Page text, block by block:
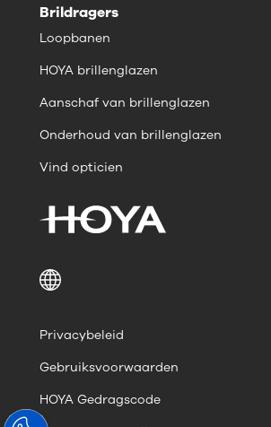
Brildragers
Loopbanen
HOYA brillenglazen
Aanschaf van brillenglazen
Onderhoud van brillenglazen
Vind opticien
Privacybeleid
Gebruiksvoorwaarden
HOYA Gedragscode